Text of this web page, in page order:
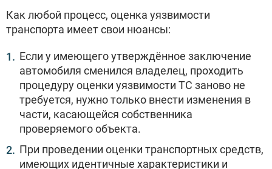
Как любой процесс, оценка уязвимости
транспорта имеет свои нюансы:
Если у имеющего утверждённое заключение
автомобиля сменился владелец, проходить
процедуру оценки уязвимости ТС заново не
требуется, нужно только внести изменения в
части, касающейся собственника
проверяемого объекта.
При проведении оценки транспортных средств,
имеющих идентичные характеристики и